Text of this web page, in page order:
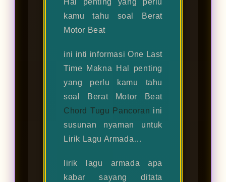
Hal penting yang perlu
kamu tahu soal Berat
Motor Beat
ini inti informasi One Last
Time Makna Hal penting
yang perlu kamu tahu
soal Berat Motor Beat
Chord Tugu Pancoran ini
susunan nyaman untuk
Lirik Lagu Armada…
lirik lagu armada apa
kabar sayang ditata